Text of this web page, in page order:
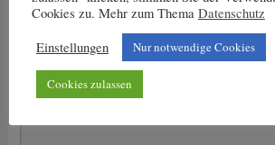
Bitte lasse dieses Feld leer.
Deine Nachricht
Cookies zu. Mehr zum Thema Datenschutz
Einstellungen
Nur notwendige Cookies
Cookies zulassen